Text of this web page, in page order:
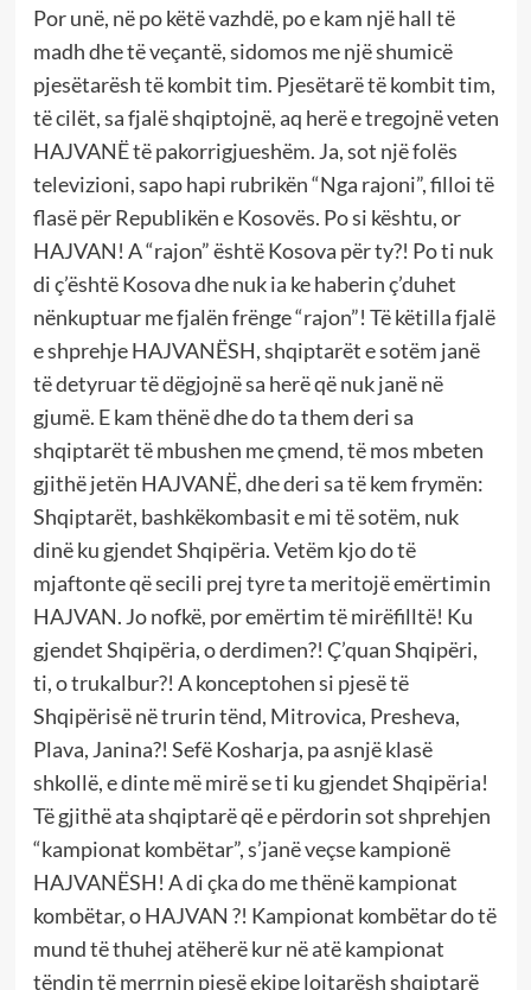
Por unë, në po këtë vazhdë, po e kam një hall të
madh dhe të veçantë, sidomos me një shumicë
pjesëtarësh të kombit tim. Pjesëtarë të kombit tim,
të cilët, sa fjalë shqiptojnë, aq herë e tregojnë veten
HAJVANË të pakorrigjueshëm. Ja, sot një folës
televizioni, sapo hapi rubrikën “Nga rajoni”, filloi të
flasë për Republikën e Kosovës. Po si kështu, or
HAJVAN! A “rajon” është Kosova për ty?! Po ti nuk
di ç’është Kosova dhe nuk ia ke haberin ç’duhet
nënkuptuar me fjalën frënge “rajon”! Të këtilla fjalë
e shprehje HAJVANËSH, shqiptarët e sotëm janë
të detyruar të dëgjojnë sa herë që nuk janë në
gjumë. E kam thënë dhe do ta them deri sa
shqiptarët të mbushen me çmend, të mos mbeten
gjithë jetën HAJVANË, dhe deri sa të kem frymën:
Shqiptarët, bashkëkombasit e mi të sotëm, nuk
dinë ku gjendet Shqipëria. Vetëm kjo do të
mjaftonte që secili prej tyre ta meritojë emërtimin
HAJVAN. Jo nofkë, por emërtim të mirëfilltë! Ku
gjendet Shqipëria, o derdimen?! Ç’quan Shqipëri,
ti, o trukalbur?! A konceptohen si pjesë të
Shqipërisë në trurin tënd, Mitrovica, Presheva,
Plava, Janina?! Sefë Kosharja, pa asnjë klasë
shkollë, e dinte më mirë se ti ku gjendet Shqipëria!
Të gjithë ata shqiptarë që e përdorin sot shprehjen
“kampionat kombëtar”, s’janë veçse kampionë
HAJVANËSH! A di çka do me thënë kampionat
kombëtar, o HAJVAN ?! Kampionat kombëtar do të
mund të thuhej atëherë kur në atë kampionat
tëndin të merrnin pjesë ekipe lojtarësh shqiptarë